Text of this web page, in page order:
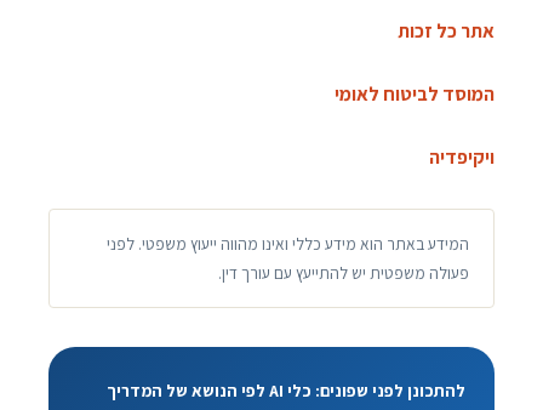
אתר כל זכות
המוסד לביטוח לאומי
ויקיפדיה
המידע באתר הוא מידע כללי ואינו מהווה ייעוץ משפטי. לפני
פעולה משפטית יש להתייעץ עם עורך דין.
להתכונן לפני שפונים: כלי AI לפי הנושא של המדריך